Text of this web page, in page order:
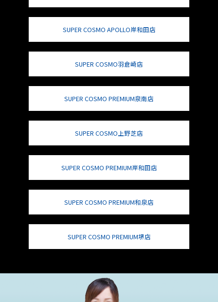
SUPER COSMO APOLLO岸和田店
SUPER COSMO羽倉崎店
SUPER COSMO PREMIUM泉南店
SUPER COSMO上野芝店
SUPER COSMO PREMIUM岸和田店
SUPER COSMO PREMIUM和泉店
SUPER COSMO PREMIUM堺店